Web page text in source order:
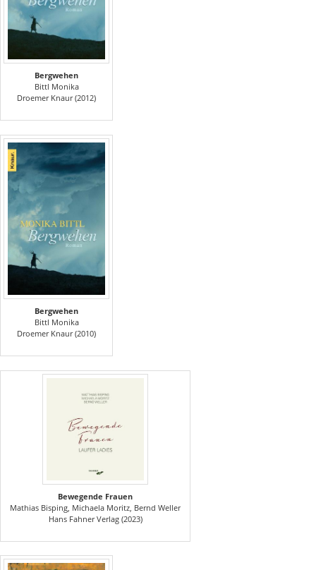
Bergwehen
Bittl Monika
Droemer Knaur (2012)
Bergwehen
Bittl Monika
Droemer Knaur (2010)
Bewegende Frauen
Mathias Bisping, Michaela Moritz, Bernd Weller
Hans Fahner Verlag (2023)